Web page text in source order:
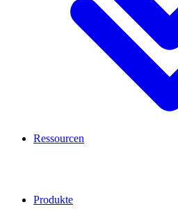
Ressourcen
Produkte